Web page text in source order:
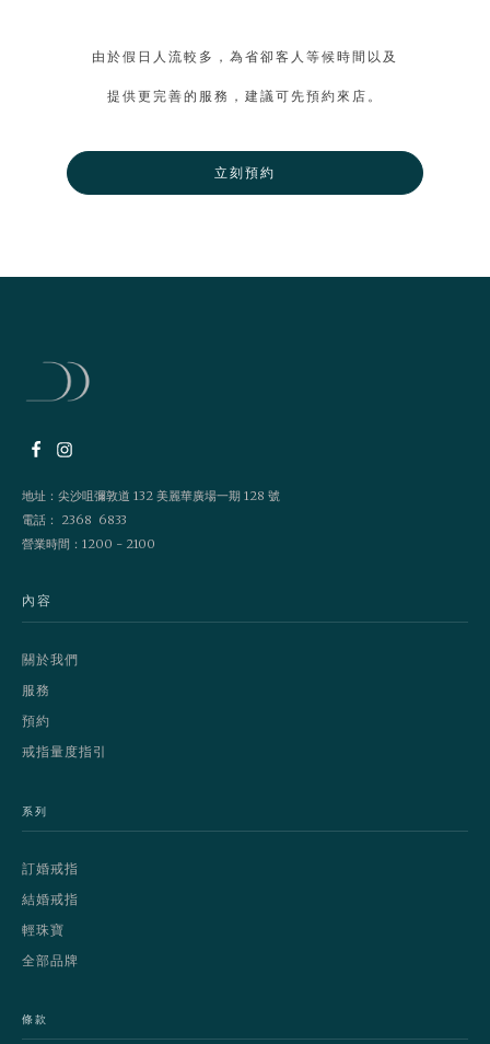
由於假日人流較多，為省卻客人等候時間以及
提供更完善的服務，建議可先預約來店。
立刻預約
地址：尖沙咀彌敦道 132 美麗華廣場一期 128 號
電話： 2368 6833
營業時間：1200 - 2100
內容
關於我們
服務
預約
戒指量度指引
系列
訂婚戒指
結婚戒指
輕珠寶
全部品牌
條款